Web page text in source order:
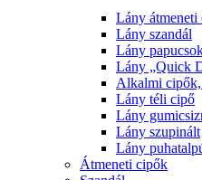
Lány átmeneti
Lány szandál
Lány
Lány „Quick
Alkalmi cipők,
Lány téli cipő
Lány
Lány szupinált
Lány
Átmeneti cipők